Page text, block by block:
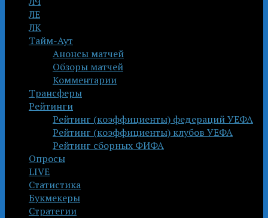
ЛЕ
ЛК
Тайм-Аут
Анонсы матчей
Обзоры матчей
Комментарии
Трансферы
Рейтинги
Рейтинг (коэффициенты) федераций УЕФА
Рейтинг (коэффициенты) клубов УЕФА
Рейтинг сборных ФИФА
Опросы
LIVE
Статистика
Букмекеры
Стратегии